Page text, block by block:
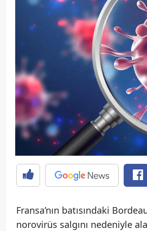
Fransa’nın batısındaki
norovirüs salgını nedeniyle